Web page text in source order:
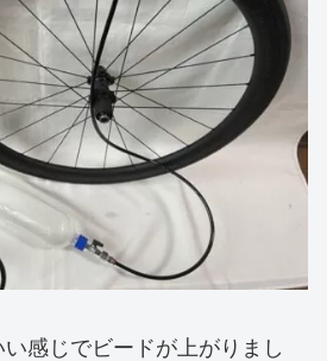
感じでビードが上がりまし